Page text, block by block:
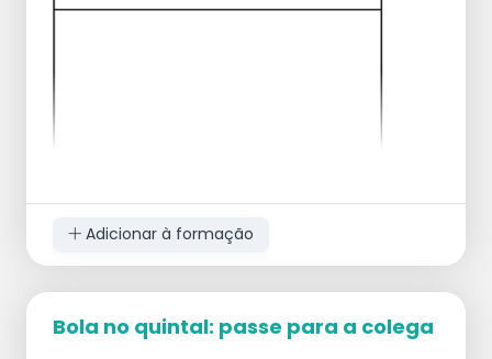
Conclusão
Adicionar à formação
Bola no quintal: passe para a colega